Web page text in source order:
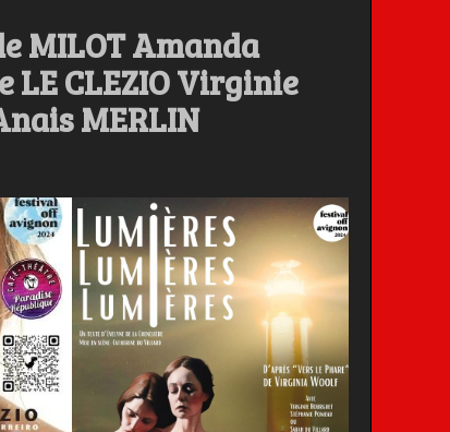
MILOT Amanda
LE CLEZIO Virginie
MERLIN